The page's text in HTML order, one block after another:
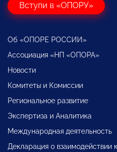
Вступи в «ОПОРУ»
Об «ОПОРЕ РОССИИ»
Ассоциация «НП «ОПОРА»
Новости
Комитеты и Комиссии
Региональное развитие
Экспертиза и Аналитика
Международная деятельность
Декларация о взаимодействии